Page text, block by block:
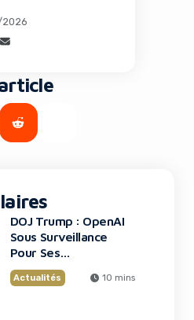
prospects en
message doit
résolution,
avez sans doute
cette frustration :
est ignoré après
DOJ Trump : OpenAI
Sous Surveillance
Pour Ses
Recrutements
Actualités 10 mins